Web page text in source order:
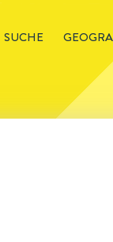
SUCHE